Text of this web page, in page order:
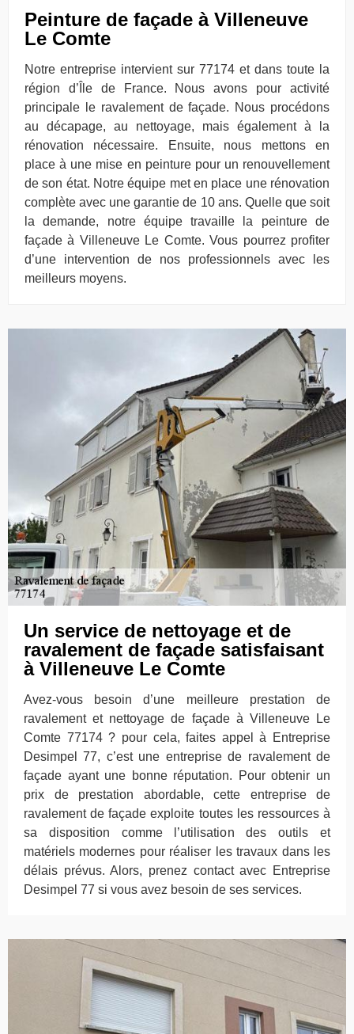
Peinture de façade à Villeneuve
Le Comte
Notre entreprise intervient sur 77174 et dans toute la
région d’Île de France. Nous avons pour activité
principale le ravalement de façade. Nous procédons
au décapage, au nettoyage, mais également à la
rénovation nécessaire. Ensuite, nous mettons en
place à une mise en peinture pour un renouvellement
de son état. Notre équipe met en place une rénovation
complète avec une garantie de 10 ans. Quelle que soit
la demande, notre équipe travaille la peinture de
façade à Villeneuve Le Comte. Vous pourrez profiter
d’une intervention de nos professionnels avec les
meilleurs moyens.
Un service de nettoyage et de
ravalement de façade satisfaisant
à Villeneuve Le Comte
Avez-vous besoin d’une meilleure prestation de
ravalement et nettoyage de façade à Villeneuve Le
Comte 77174 ? pour cela, faites appel à Entreprise
Desimpel 77, c’est une entreprise de ravalement de
façade ayant une bonne réputation. Pour obtenir un
prix de prestation abordable, cette entreprise de
ravalement de façade exploite toutes les ressources à
sa disposition comme l’utilisation des outils et
matériels modernes pour réaliser les travaux dans les
délais prévus. Alors, prenez contact avec Entreprise
Desimpel 77 si vous avez besoin de ses services.